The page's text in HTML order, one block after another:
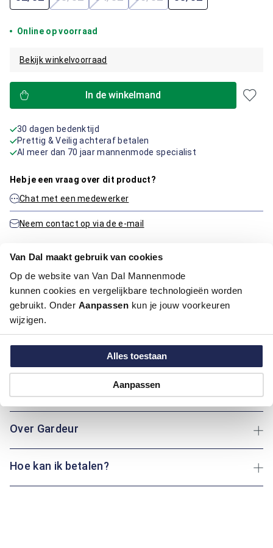
Van Dal maakt gebruik van cookies
Op de website van Van Dal Mannenmode
kunnen cookies en vergelijkbare technologieën worden
gebruikt. Onder Aanpassen kun je jouw voorkeuren
wijzigen.
Alles toestaan
Aanpassen
Online op voorraad
Bekijk winkelvoorraad
In de winkelmand
30 dagen bedenktijd
Prettig & Veilig achteraf betalen
Al meer dan 70 jaar mannenmode specialist
Heb je een vraag over dit product?
Chat met een medewerker
Neem contact op via de e-mail
Productinformatie
Artikelnummer
1016365-22
Kleur:
Pasvorm:
Modern Fit
All over motief
Over Gardeur
Hoe kan ik betalen?